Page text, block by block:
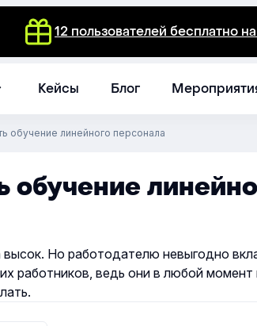
12 пользователей бесплатно
Кейсы Блог
обучение линейного персонала
обучение
высок. Но работодателю невыгодно
работников, ведь они в любой момент